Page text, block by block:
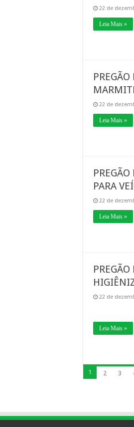
22 de
Leia Mais »
22 de
Leia Mais »
PARA
22 de
Leia Mais »
22 de
Leia Mais »
1 2 3